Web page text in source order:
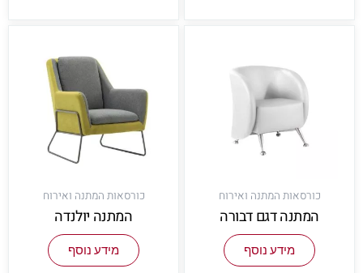
כורסאות המתנה ואירוח
המתנה דגם דבורה
מידע נוסף
כורסאות המתנה ואירוח
המתנה יולנדה
מידע נוסף